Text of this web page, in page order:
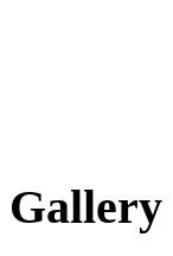
Gallery